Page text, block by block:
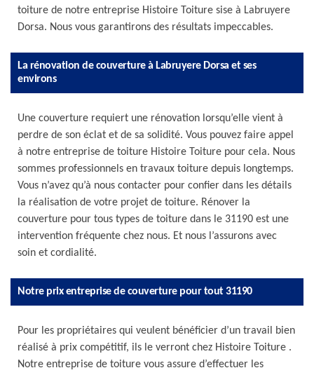
toiture de notre entreprise Histoire Toiture sise à Labruyere
Dorsa. Nous vous garantirons des résultats impeccables.
La rénovation de couverture à Labruyere Dorsa et ses
environs
Une couverture requiert une rénovation lorsqu’elle vient à
perdre de son éclat et de sa solidité. Vous pouvez faire appel
à notre entreprise de toiture Histoire Toiture pour cela. Nous
sommes professionnels en travaux toiture depuis longtemps.
Vous n’avez qu’à nous contacter pour confier dans les détails
la réalisation de votre projet de toiture. Rénover la
couverture pour tous types de toiture dans le 31190 est une
intervention fréquente chez nous. Et nous l’assurons avec
soin et cordialité.
Notre prix entreprise de couverture pour tout 31190
Pour les propriétaires qui veulent bénéficier d’un travail bien
réalisé à prix compétitif, ils le verront chez Histoire Toiture .
Notre entreprise de toiture vous assure d’effectuer les